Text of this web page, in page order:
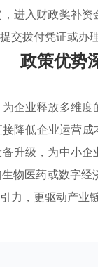
进入财政奖补资
交拨付凭证或办
政策优势
企业释放多维度
降低企业运营
升级，为中小
物医药或数字
力，更驱动产业